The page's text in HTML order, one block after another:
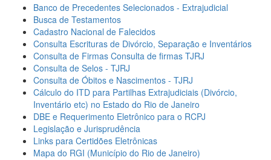
Banco de Precedentes Selecionados - Extrajudicial
Busca de Testamentos
Cadastro Nacional de Falecidos
Consulta Escrituras de Divórcio, Separação e Inventários
Consulta de Firmas Consulta de firmas TJRJ
Consulta de Selos - TJRJ
Consulta de Óbitos e Nascimentos - TJRJ
Cálculo do ITD para Partilhas Extrajudiciais (Divórcio,
Inventário etc) no Estado do Rio de Janeiro
DBE e Requerimento Eletrônico para o RCPJ
Legislação e Jurisprudência
Links para Certidões Eletrônicas
Mapa do RGI (Município do Rio de Janeiro)